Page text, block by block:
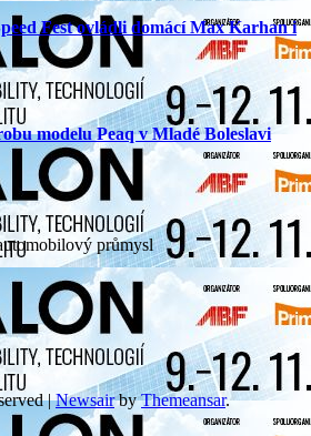
Fest ovládli domácí Max Karhan i
modelu Peaq v Mladé Boleslavi
průmysl
|NewsairbyThemeansar.